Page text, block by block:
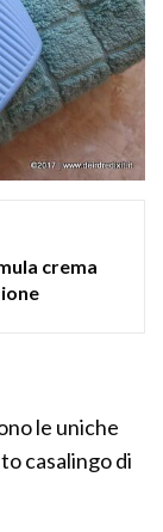
crema
le uniche
casalingo di